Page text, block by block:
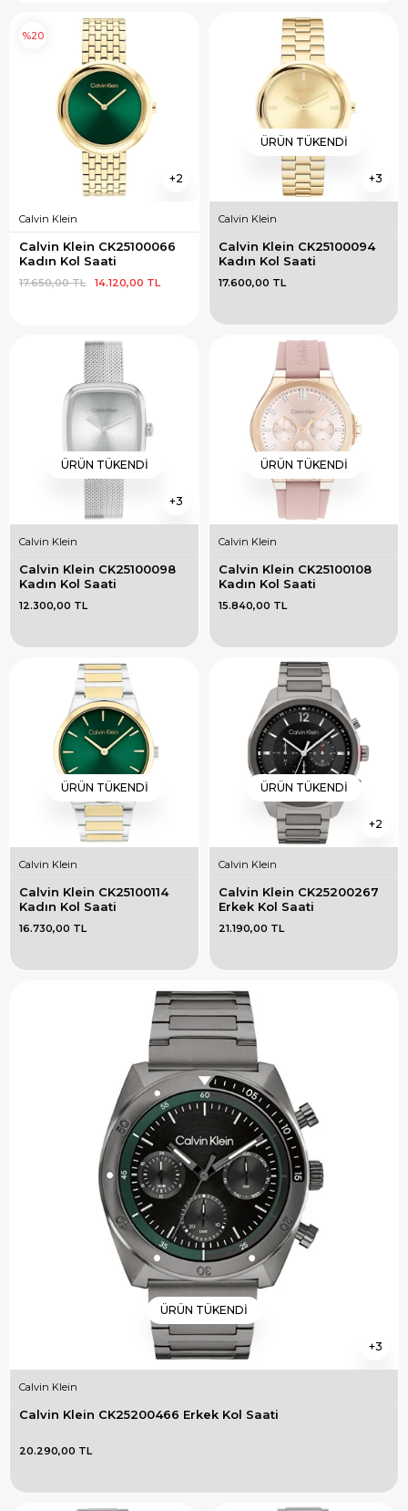
2
Calvin Klein
Calvin Klein CK25100066
Kadın Kol Saati
14.120,00 TL
17.650,00 TL
%20
3
ÜRÜN TÜKENDI
Calvin Klein
Calvin Klein CK25100094
Kadın Kol Saati
17.600,00 TL
3
ÜRÜN TÜKENDI
Calvin Klein
Calvin Klein CK25100098
Kadın Kol Saati
12.300,00 TL
ÜRÜN TÜKENDI
Calvin Klein
Calvin Klein CK25100108
Kadın Kol Saati
15.840,00 TL
ÜRÜN TÜKENDI
Calvin Klein
Calvin Klein CK25100114
Kadın Kol Saati
16.730,00 TL
2
ÜRÜN TÜKENDI
Calvin Klein
Calvin Klein CK25200267
Erkek Kol Saati
21.190,00 TL
3
ÜRÜN TÜKENDI
Calvin Klein
Calvin Klein CK25200466 Erkek Kol Saati
20.290,00 TL